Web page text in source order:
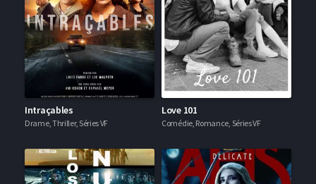
Intraçables
Drame, Thriller, Séries VF
Love 101
Comédie, Romance, Séries VF